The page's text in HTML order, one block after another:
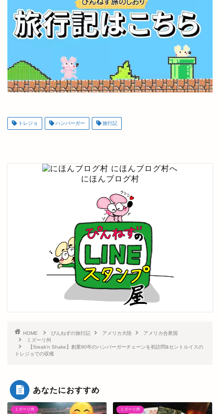
トレジョ ハンバーガー 旅行記
にほんブログ村
HOME ぴんねずの旅行記 アメリカ大陸
アメリカ合衆国
ミズーリ州
【Steak’n Shake】創業90年のハンバーガーチェーンを初訪問&セントルイスの
トレジョでの収穫
あなたにおすすめ
ミズーリ州 ミズーリ州